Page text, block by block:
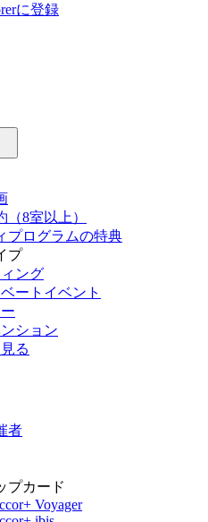
に登録
（8室以上）
プログラムの特典
プ
ング
ートイベント
ション
る
者
プカード
Voyager